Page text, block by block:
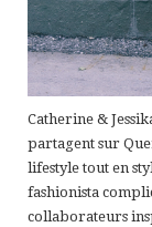
Catherine &
partagent sur
lifestyle tout en
fashionista
collaborateurs